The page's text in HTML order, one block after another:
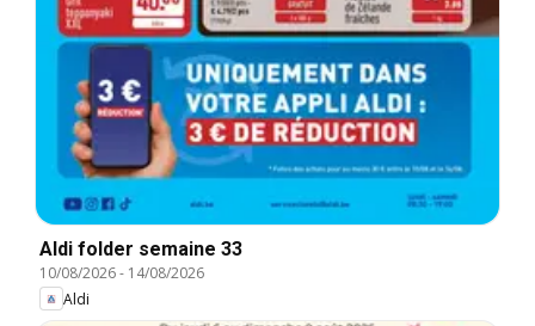
Aldi folder semaine 33
10/08/2026- 14/08/2026
Aldi